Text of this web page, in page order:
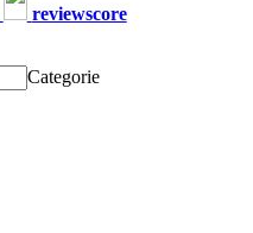
reviewscore
Categorie